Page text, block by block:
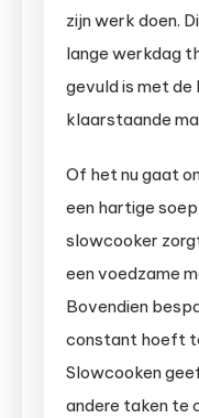
zijn werk doen.
lange werkdag
gevuld is met de
klaarstaande
Of het nu gaat
een hartige
slowcooker
een voedzame
Bovendien
constant hoeft
Slowcooken
andere taken te